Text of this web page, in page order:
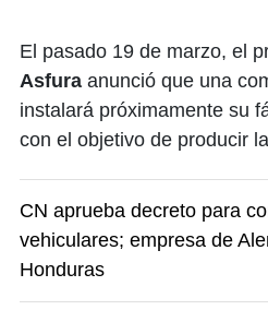
El pasado 19 de marzo, el
Asfura anunció que una
instalará próximamente su
con el objetivo de producir
CN aprueba decreto para
vehiculares; empresa de
Honduras